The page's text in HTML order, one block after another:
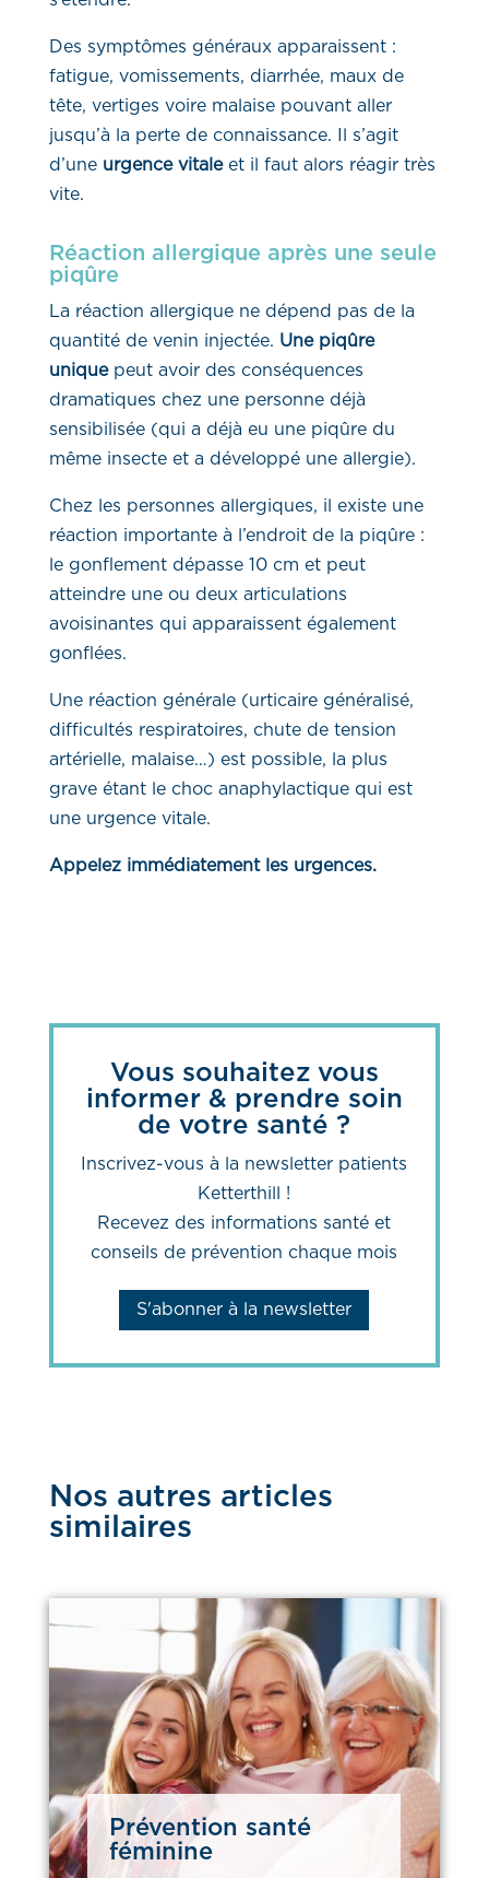
Des symptômes généraux apparaissent :
fatigue, vomissements, diarrhée, maux de
tête, vertiges voire malaise pouvant aller
jusqu’à la perte de connaissance. Il s’agit
d’une urgence vitaleet il faut alors réagir très
vite.
Réaction allergique après une seule
piqûre
La réaction allergique ne dépend pas de la
quantité de venin injectée. Une piqûre
unique peut avoir des conséquences
dramatiques chez une personne déjà
sensibilisée (qui a déjà eu une piqûre du
même insecte et a développé une allergie).
Chez les personnes allergiques, il existe une
réaction importante à l’endroit de la piqûre :
le gonflement dépasse 10 cm et peut
atteindre une ou deux articulations
avoisinantes qui apparaissent également
gonflées.
Une réaction générale (urticaire généralisé,
difficultés respiratoires, chute de tension
artérielle, malaise…) est possible, la plus
grave étant le choc anaphylactique qui est
une urgence vitale.
Appelez immédiatement les urgences.
Vous souhaitez vous
informer & prendre soin
de votre santé ?
Inscrivez-vous à la newsletter patients
Ketterthill !
Recevez des informations santé et
conseils de prévention chaque mois
S'abonner à la newsletter
Nos autres articles
similaires
Prévention santé
féminine